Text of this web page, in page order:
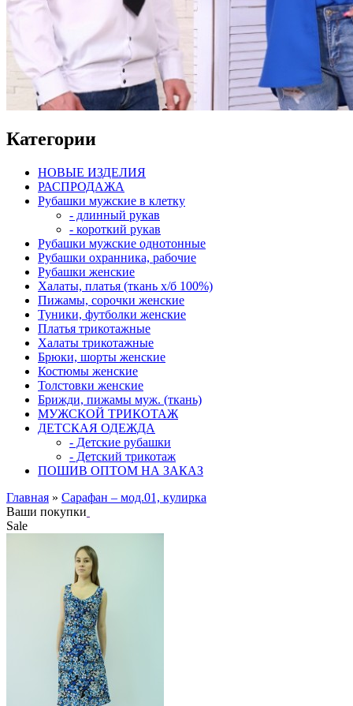
Категории
НОВЫЕ ИЗДЕЛИЯ
РАСПРОДАЖА
Рубашки мужские в клетку
- длинный рукав
- короткий рукав
Рубашки мужские однотонные
Рубашки охранника, рабочие
Рубашки женские
Халаты, платья (ткань х/б 100%)
Пижамы, сорочки женские
Туники, футболки женские
Платья трикотажные
Халаты трикотажные
Брюки, шорты женские
Костюмы женские
Толстовки женские
Брижди, пижамы муж. (ткань)
МУЖСКОЙ ТРИКОТАЖ
ДЕТСКАЯ ОДЕЖДА
- Детские рубашки
- Детский трикотаж
ПОШИВ ОПТОМ НА ЗАКАЗ
Главная » Сарафан – мод.01, кулирка
Ваши покупки
Sale